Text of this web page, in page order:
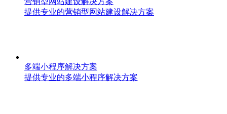
提供专业的营销型网站建设解决方案
多端小程序解决方案
提供专业的多端小程序解决方案